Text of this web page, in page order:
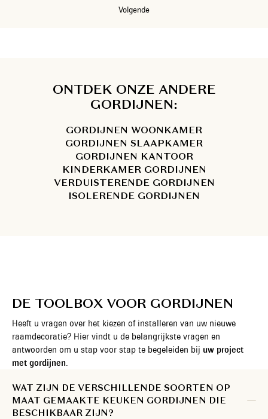
Volgende
ONTDEK ONZE ANDERE
GORDIJNEN:
GORDIJNEN WOONKAMER
GORDIJNEN SLAAPKAMER
GORDIJNEN KANTOOR
KINDERKAMER GORDIJNEN
VERDUISTERENDE GORDIJNEN
ISOLERENDE GORDIJNEN
DE TOOLBOX VOOR GORDIJNEN
Heeft u vragen over het kiezen of installeren van uw nieuwe
raamdecoratie? Hier vindt u de belangrijkste vragen en
antwoorden om u stap voor stap te begeleiden bij uw project
met gordijnen.
WAT ZIJN DE VERSCHILLENDE SOORTEN OP
MAAT GEMAAKTE KEUKEN GORDIJNEN DIE
BESCHIKBAAR ZIJN?